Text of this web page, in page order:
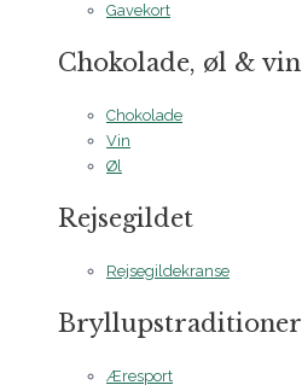
Gavekort
Chokolade, øl & vin
Chokolade
Vin
Øl
Rejsegildet
Rejsegildekranse
Bryllupstraditioner
Æresport